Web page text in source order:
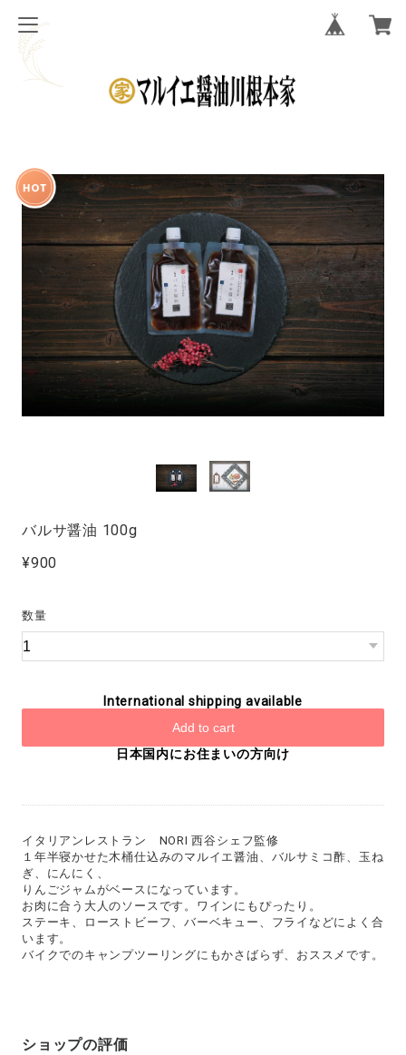
バルサ醤油 100g
¥900
数量
International shipping available
Add to cart
日本国内にお住まいの方向け
イタリアンレストラン NORI 西谷シェフ監修
１年半寝かせた木桶仕込みのマルイエ醤油、バルサミコ酢、玉ね
ぎ、にんにく、
りんごジャムがベースになっています。
お肉に合う大人のソースです。ワインにもぴったり。
ステーキ、ローストビーフ、バーベキュー、フライなどによく合
います。
バイクでのキャンプツーリングにもかさばらず、おススメです。
ショップの評価